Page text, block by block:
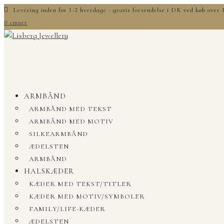
Levering inden for 1-2 hverdage - gratis forsendelse i DK ved køb
0 emner
ARMBÅND
ARMBÅND MED TEKST
ARMBÅND MED MOTIV
SILKEARMBÅND
ÆDELSTEN
ARMBÅND
HALSKÆDER
KÆDER MED TEKST/TITLER
KÆDER MED MOTIV/SYMBOLER
FAMILY/LIFE-KÆDER
ÆDELSTEN